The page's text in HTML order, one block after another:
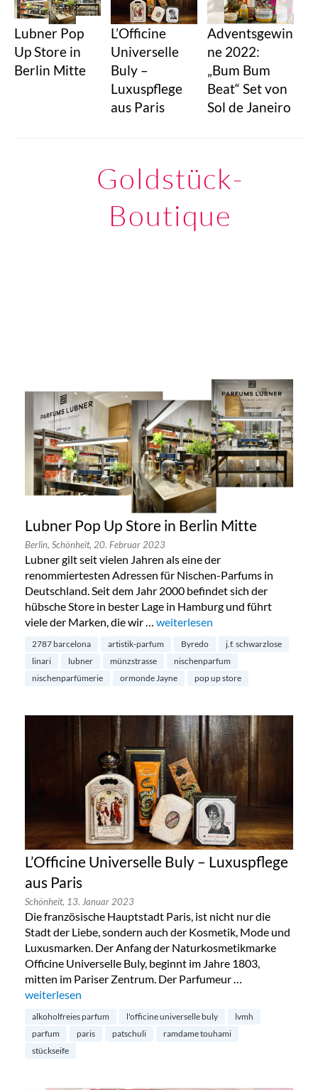
Lubner Pop
Up Store in
Berlin Mitte
L’Officine
Universelle
Buly –
Luxuspflege
aus Paris
Adventsgewin
ne 2022:
„Bum Bum
Beat“ Set von
Sol de Janeiro
Goldstück-
Boutique
Lubner Pop Up Store in Berlin Mitte
Berlin, Schönheit, 20. Februar 2023
Lubner gilt seit vielen Jahren als eine der
renommiertesten Adressen für Nischen-Parfums in
Deutschland. Seit dem Jahr 2000 befindet sich der
hübsche Store in bester Lage in Hamburg und führt
viele der Marken, die wir … „Lubner Pop Up Store in Berlin
weiterlesen
2787 barcelona artistik-parfum Byredo
j.f. schwarzlose
linari
lubner münzstrasse
nischenparfum
nischenparfümerie
ormonde Jayne pop up store
L’Officine Universelle Buly – Luxuspflege
aus Paris
Schönheit, 13. Januar 2023
Die französische Hauptstadt Paris, ist nicht nur die
Stadt der Liebe, sondern auch der Kosmetik, Mode und
Luxusmarken. Der Anfang der Naturkosmetikmarke
Officine Universelle Buly, beginnt im Jahre 1803,
mitten im Pariser Zentrum. Der Parfumeur …
„L’Officine Universelle Buly – Luxuspflege aus Paris“
weiterlesen
alkoholfreies parfum l'officine universelle buly
lvmh
parfum
paris patschuli
ramdame touhami
stückseife